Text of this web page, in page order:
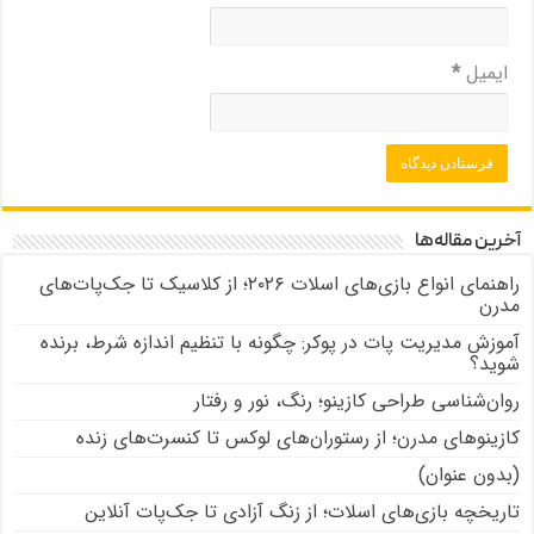
ایمیل*
آخرین مقاله‌ها
راهنمای انواع بازی‌های اسلات ۲۰۲۶؛ از کلاسیک تا جک‌پات‌های
مدرن
آموزش مدیریت پات در پوکر: چگونه با تنظیم اندازه شرط، برنده
شوید؟
روان‌شناسی طراحی کازینو؛ رنگ، نور و رفتار
کازینوهای مدرن؛ از رستوران‌های لوکس تا کنسرت‌های زنده
(بدون عنوان)
تاریخچه بازی‌های اسلات؛ از زنگ آزادی تا جک‌پات‌ آنلاین